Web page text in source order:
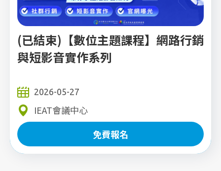
(已結束)【數位主題課程】網路行銷
與短影音實作系列
2026-05-27
IEAT會議中心
免費報名